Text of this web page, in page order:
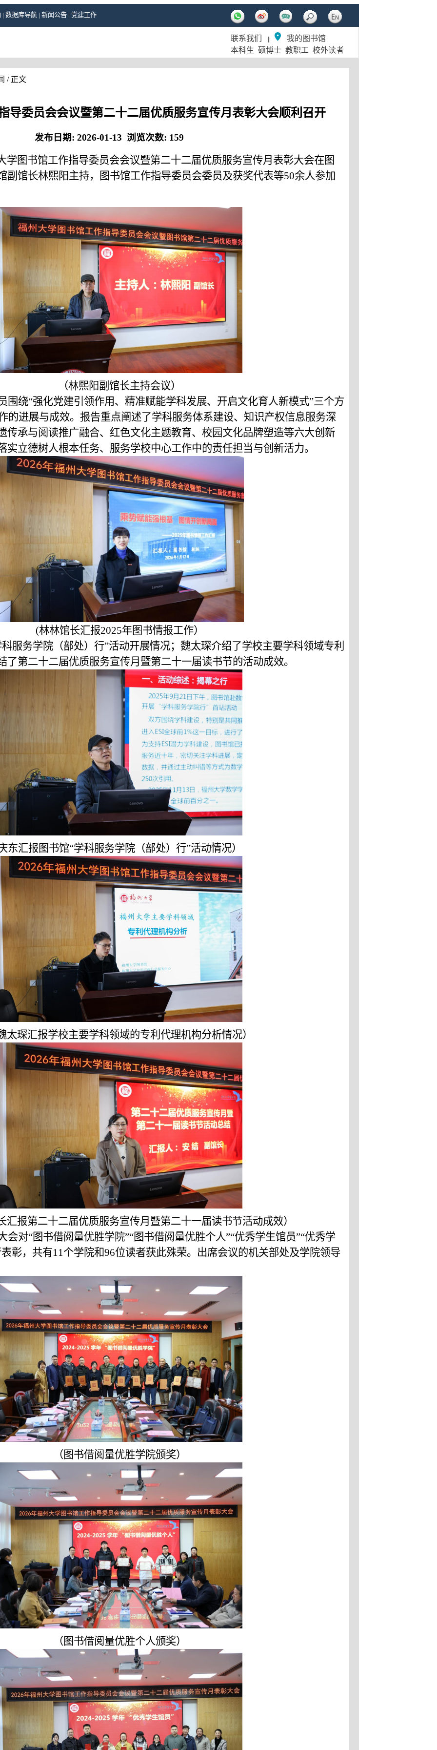
| 数据库导航 | 新闻公告 | 党建工作
联系我们 ||
我的图书馆
本科生 硕博士 教职工 校外读者
/ 正文
导委员会会议暨第二十二届优质服务宣传月表彰大会顺利召开
发布日期: 2026-01-13 浏览次数: 159
学图书馆工作指导委员会会议暨第二十二届优质服务宣传月表彰大会在图
副馆长林熙阳主持，图书馆工作指导委员会委员及获奖代表等50余人参加
（林熙阳副馆长主持会议）
围绕“强化党建引领作用、精准赋能学科发展、开启文化育人新模式”三个方
的进展与成效。报告重点阐述了学科服务体系建设、知识产权信息服务深
传承与阅读推广融合、红色文化主题教育、校园文化品牌塑造等六大创新
实立德树人根本任务、服务学校中心工作中的责任担当与创新活力。
(林林馆长汇报2025年图书情报工作）
科服务学院（部处）行”活动开展情况；魏太琛介绍了学校主要学科领域专利
了第二十二届优质服务宣传月暨第二十一届读书节的活动成效。
东汇报图书馆“学科服务学院（部处）行”活动情况）
太琛汇报学校主要学科领域的专利代理机构分析情况）
汇报第二十二届优质服务宣传月暨第二十一届读书节活动成效）
会对“图书借阅量优胜学院”“图书借阅量优胜个人”“优秀学生馆员”“优秀学
彰，共有11个学院和96位读者获此殊荣。出席会议的机关部处及学院领导
（ 图书借阅量优胜学院颁奖）
（ 图书借阅量优胜个人颁奖）